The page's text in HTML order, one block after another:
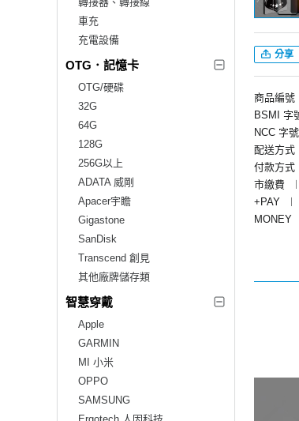
車充
充電設備
OTG．記憶卡
OTG/硬碟
32G
64G
128G
256G以上
ADATA 威剛
Apacer宇瞻
Gigastone
SanDisk
Transcend 創見
其他廠牌儲存類
智慧穿戴
Apple
GARMIN
MI 小米
OPPO
SAMSUNG
分享
商品編號
BSMI 字
NCC 字
配送方式
付款方式
市繳費
︱
+PAY
︱
MONEY